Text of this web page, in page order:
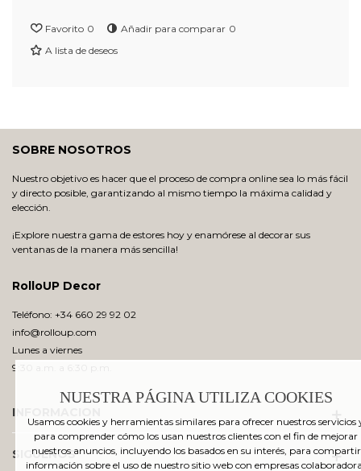
Favorito 0 Añadir para comparar 0
A lista de deseos
SOBRE NOSOTROS
Nuestro objetivo es hacer que el proceso de compra online sea lo más fácil
y directo posible, garantizando al mismo tiempo la máxima calidad y
elección.
¡Explore nuestra gama de estores hoy y enamórese al decorar sus
ventanas de la manera más sencilla!
RolloUP Decor
Teléfono: +34 660 29 92 02
info@rolloup.com
Lunes a viernes
9:30 a.m. a 6:30 p.m.
INFORMACION
SIGUENOS
NUESTRA PÁGINA UTILIZA COOKIES
Usamos cookies y herramientas similares para ofrecer nuestros servicios
para comprender cómo los usan nuestros clientes con el fin de mejorar
nuestros anuncios, incluyendo los basados en su interés, para compartir
información sobre el uso de nuestro sitio web con empresas